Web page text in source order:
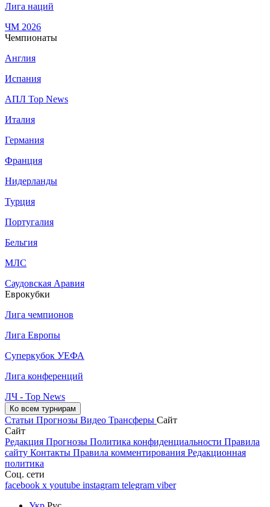
Лига наций
ЧМ 2026
Чемпионаты
Англия
Испания
АПЛ Top News
Италия
Германия
Франция
Нидерланды
Турция
Португалия
Бельгия
МЛС
Саудовская Аравия
Еврокубки
Лига чемпионов
Лига Европы
Суперкубок УЕФА
Лига конференций
ЛЧ - Top News
Ко всем турнирам
Статьи Прогнозы Видео Трансферы Сайт
Сайт
Редакция Прогнозы Политика конфиденциальности Правила
сайту Контакты Правила комментирования Редакционная
политика
Соц. сети
facebook x youtube instagram telegram viber